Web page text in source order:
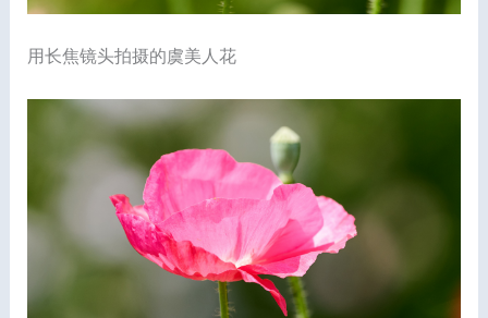
用长焦镜头拍摄的虞美人花